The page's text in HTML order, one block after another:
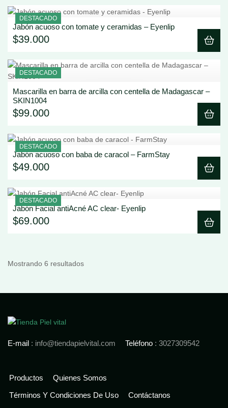
Ver Detalle
Jabón acuoso con tomate y ceramidas – Eyenlip
$39.000
DESTACADO
Ver Detalle
Mascarilla en barra de arcilla con centella de Madagascar –
SKIN1004
$99.000
DESTACADO
Ver Detalle
Jabón acuoso con baba de caracol – FarmStay
$49.000
DESTACADO
Ver Detalle
Jabón Facial antiAcné AC clear- Eyenlip
$69.000
DESTACADO
Mostrando 6 resultados
E-mail : info@tiendapielvital.com Teléfono : 3027309542
Productos
Quienes Somos
Términos Y Condiciones De Uso
Contáctanos